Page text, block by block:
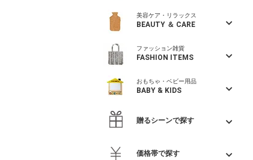
美容ケア・リラックス
BEAUTY ＆ CARE
ファッション雑貨
FASHION ITEMS
おもちゃ・ベビー用品
BABY & KIDS
贈るシーンで探す
価格帯で探す